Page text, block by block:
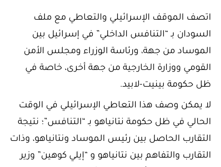
اتصف الموقف الإسرائيلي والتعاطي مع ملف
السودان بـ “التنافس الداخلي” في إسرائيل بين
الموساد من جهة، ورئاسة الوزراء ومجلس الأمن
القومي ووزارة الخارجية من جهة أخرى، خاصة في
ظل حكومة بينيت-لابيد.
لا يمكن وصف هذا التعاطي الإسرائيلي في الوقت
الحالي في ظل حكومة نتانياهو بـ “التنافس”؛ نتيجة
التقارب الحاصل بين رئيس الموساد ونتانياهو، وذات
التقارب والتفاهم بين نتانياهو و “إيلي كوهين” وزير